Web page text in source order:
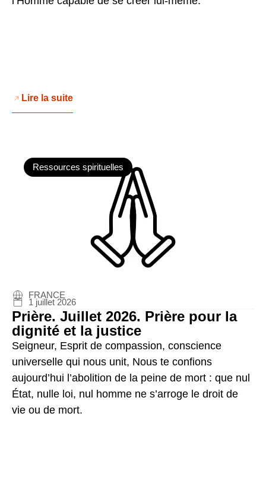
Lire la suite
Ressources spirituelles
FRANCE
1 juillet 2026
Prière. Juillet 2026. Prière pour la
dignité et la justice
Seigneur, Esprit de compassion, conscience
universelle qui nous unit, Nous te confions
aujourd’hui l’abolition de la peine de mort : que nul
État, nulle loi, nul homme ne s’arroge le droit de
vie ou de mort.